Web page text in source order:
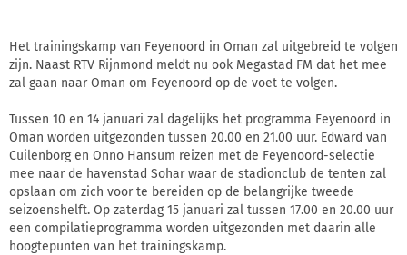
Het trainingskamp van Feyenoord in Oman zal uitgebreid te volgen
zijn. Naast RTV Rijnmond meldt nu ook Megastad FM dat het mee
zal gaan naar Oman om Feyenoord op de voet te volgen.
Tussen 10 en 14 januari zal dagelijks het programma Feyenoord in
Oman worden uitgezonden tussen 20.00 en 21.00 uur. Edward van
Cuilenborg en Onno Hansum reizen met de Feyenoord-selectie
mee naar de havenstad Sohar waar de stadionclub de tenten zal
opslaan om zich voor te bereiden op de belangrijke tweede
seizoenshelft. Op zaterdag 15 januari zal tussen 17.00 en 20.00 uur
een compilatieprogramma worden uitgezonden met daarin alle
hoogtepunten van het trainingskamp.